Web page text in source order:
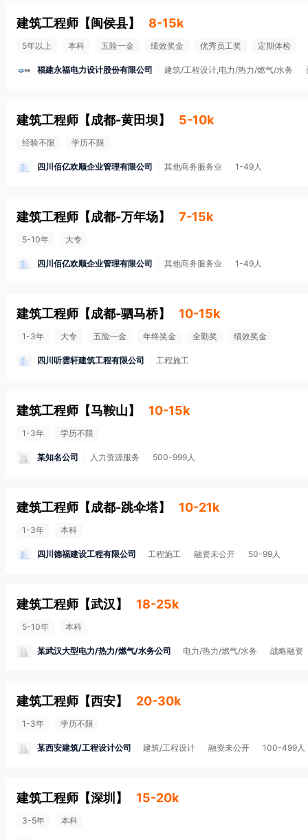
建筑工程师 【闽侯县】 8-15k
5年以上 本科 五险一金 绩效奖金 优秀员工奖 定期体检
福建永福电力设计股份有限公司 建筑/工程设计,电力/热力/燃气/水务
建筑工程师 【成都-黄田坝】 5-10k
经验不限 学历不限
四川佰亿欢顺企业管理有限公司 其他商务服务业 1-49人
建筑工程师 【成都-万年场】 7-15k
5-10年 大专
四川佰亿欢顺企业管理有限公司 其他商务服务业 1-49人
建筑工程师 【成都-驷马桥】 10-15k
1-3年 大专 五险一金 年终奖金 全勤奖 绩效奖金
四川听雲轩建筑工程有限公司 工程施工
建筑工程师 【马鞍山】 10-15k
1-3年 学历不限
某知名公司 人力资源服务 500-999人
建筑工程师 【成都-跳伞塔】 10-21k
1-3年 本科
四川德福建设工程有限公司 工程施工 融资未公开 50-99人
建筑工程师 【武汉 】 18-25k
5-10年 本科
某武汉大型电力/热力/燃气/水务公司 电力/热力/燃气/水务 战略融资
建筑工程师 【西安】 20-30k
1-3年 学历不限
某西安建筑/工程设计公司 建筑/工程设计 融资未公开 100-499人
建筑工程师 【深圳 】 15-20k
3-5年 本科